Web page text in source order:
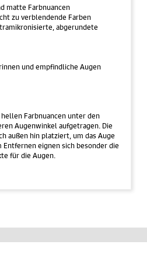
matte Farbnuancen
zu verblendende Farben
abgerundete
und empfindliche Augen
Farbnuancen unter den
Augenwinkel aufgetragen. Die
außen hin platziert, um das Auge
eignen sich besonder die
für die Augen.